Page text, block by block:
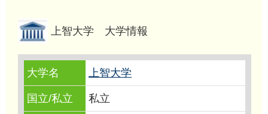
上智大学 大学情報
大学名 上智大学
国立/私立 私立